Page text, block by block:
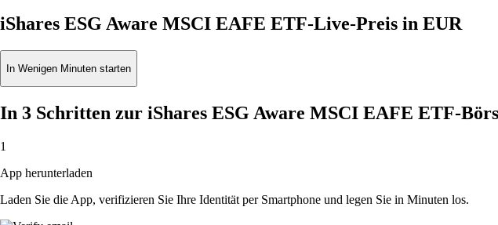
iShares ESG Aware MSCI EAFE ETF-Live-Preis in EUR
In Wenigen Minuten starten
In 3 Schritten zur iShares ESG Aware MSCI EAFE ETF-
1
App herunterladen
Laden Sie die App, verifizieren Sie Ihre Identität per Smartphone und legen Sie in Minuten los.